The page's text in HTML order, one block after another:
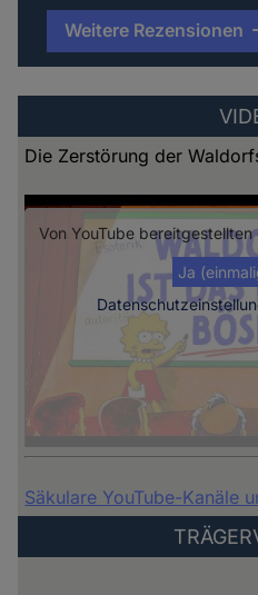
Weitere Rezensionen
Die Zerstörung der
Von YouTube bereitgestellten
Ja
Säkulare YouTube-Kanäle